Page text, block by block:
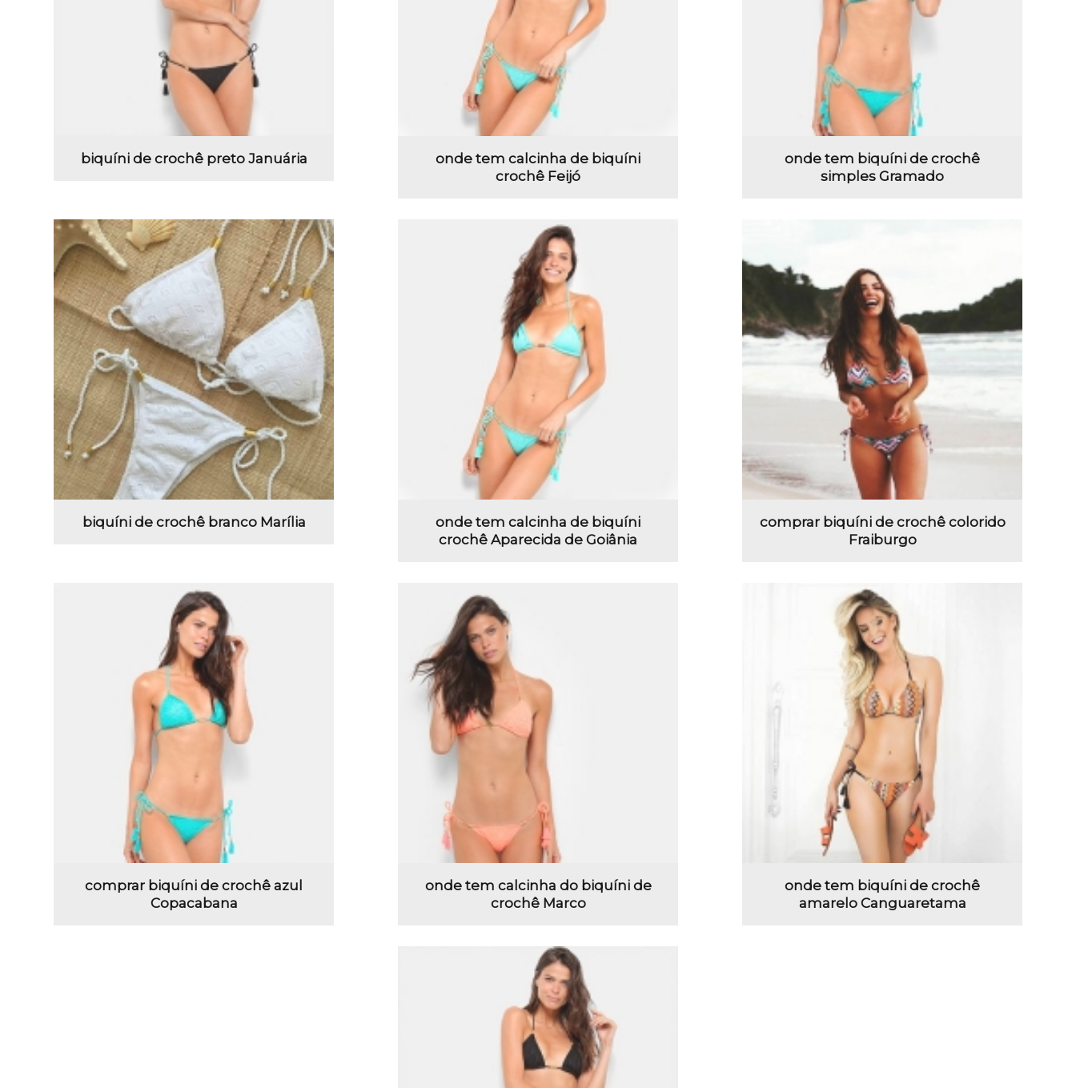
biquíni de crochê preto Januária
onde tem calcinha de biquíni
crochê Feijó
onde tem biquíni de crochê
simples Gramado
biquíni de crochê branco Marília
onde tem calcinha de biquíni
crochê Aparecida de Goiânia
comprar biquíni de crochê colorido
Fraiburgo
comprar biquíni de crochê azul
Copacabana
onde tem calcinha do biquíni de
crochê Marco
onde tem biquíni de crochê
amarelo Canguaretama